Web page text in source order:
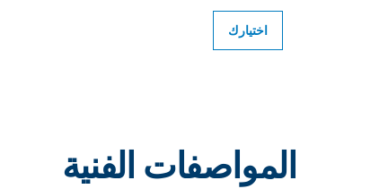
اختيارك
المواصفات الفنية